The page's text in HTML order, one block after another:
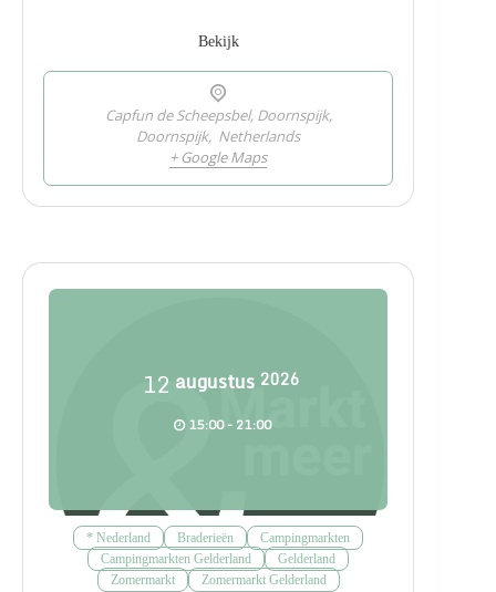
Bekijk
Capfun de Scheepsbel, Doornspijk,
Doornspijk, Netherlands
+ Google Maps
12 augustus 2026
15:00 - 21:00
* Nederland Braderieën
Campingmarkten
Campingmarkten Gelderland
Gelderland
Zomermarkt
Zomermarkt Gelderland